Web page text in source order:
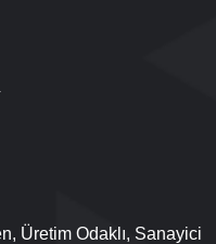
Üretim Odaklı, Sanayici